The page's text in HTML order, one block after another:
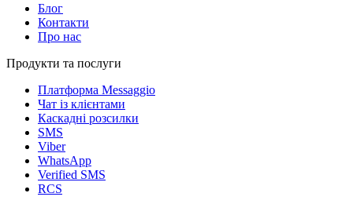
Блог
Контакти
Про нас
Продукти та послуги
Платформа Messaggio
Чат із клієнтами
Каскадні розсилки
SMS
Viber
WhatsApp
Verified SMS
RCS